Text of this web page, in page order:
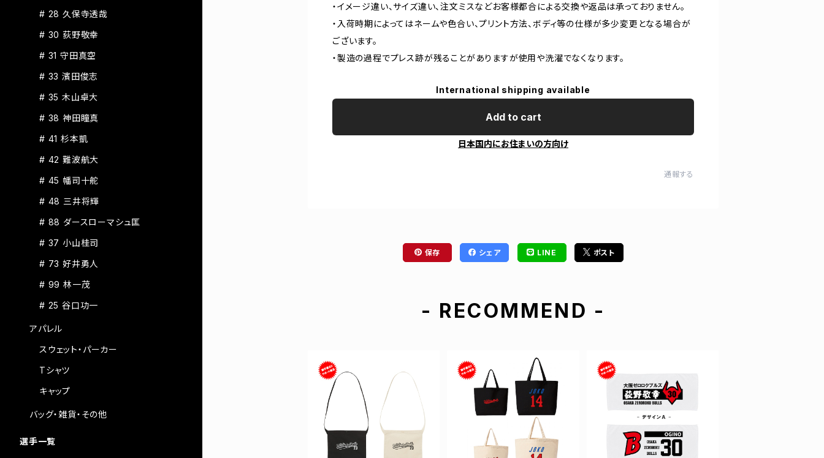
・イメージ違い、サイズ違い、注文ミスなどお客様都合による交換や返品は承っておりません。
・入荷時期によってはネームや色合い、プリント方法、ボディ等の仕様が多少変更となる場合が
ございます。
・製造の過程でプレス跡が残ることがありますが使用や洗濯でなくなります。
International shipping available
Add to cart
日本国内にお住まいの方向け
通報する
保存 シェア LINE ポスト
- RECOMMEND -
# 28 久保寺透哉
# 30 荻野敬幸
# 31 守田真空
# 33 濱田俊志
# 35 木山卓大
# 38 神田瞳真
# 41 杉本凱
# 42 難波航大
# 45 幡司十舵
# 48 三井将輝
# 88 ダースローマシュ匡
# 37 小山桂司
# 73 好井勇人
# 99 林一茂
# 25 谷口功一
アパレル
スウェット・パーカー
Tシャツ
キャップ
バッグ・雑貨・その他
選手一覧